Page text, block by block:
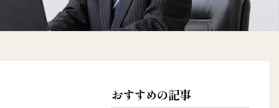
おすすめの記事